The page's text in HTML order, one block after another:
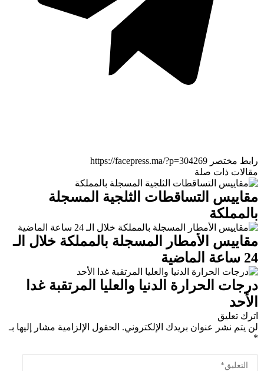
رابط مختصر
مقالات ذات صلة
مقاييس التساقطات الثلجية المسجلة
بالمملكة
مقاييس الأمطار المسجلة بالمملكة خلال الـ
24 ساعة الماضية
درجات الحرارة الدنيا والعليا المرتقبة غدا
الأحد
اترك تعليق
لن يتم نشر عنوان بريدك الإلكتروني. الحقول الإلزامية مشار إليها بـ
*